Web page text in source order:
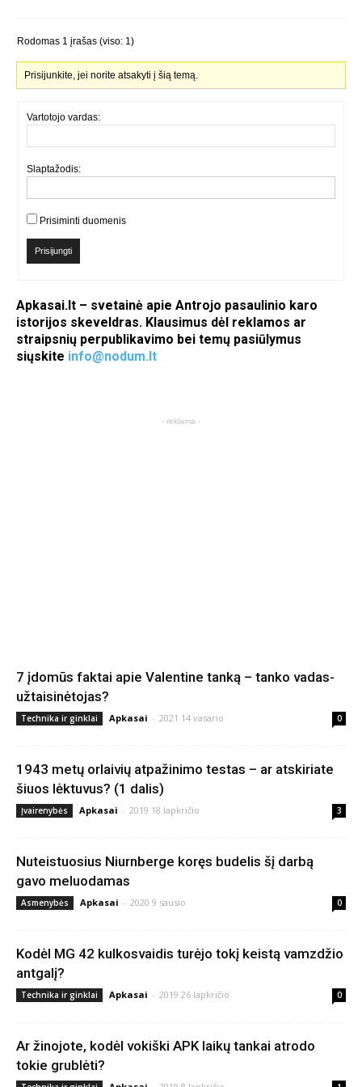
Rodomas 1 įrašas (viso: 1)
Prisijunkite, jei norite atsakyti į šią temą.
Vartotojo vardas:
Slaptažodis:
Prisiminti duomenis
Prisijungti
Apkasai.lt – svetainė apie Antrojo pasaulinio karo
istorijos skeveldras. Klausimus dėl reklamos ar
straipsnių perpublikavimo bei temų pasiūlymus
siųskite info@nodum.lt
- reklama -
7 įdomūs faktai apie Valentine tanką – tanko vadas-
užtaisinėtojas?
Technika ir ginklai Apkasai - 2021 14 vasario 0
1943 metų orlaivių atpažinimo testas – ar atskiriate
šiuos lėktuvus? (1 dalis)
Įvairenybės Apkasai - 2019 18 lapkričio 3
Nuteistuosius Niurnberge koręs budelis šį darbą
gavo meluodamas
Asmenybės Apkasai - 2020 9 sausio 0
Kodėl MG 42 kulkosvaidis turėjo tokį keistą vamzdžio
antgalį?
Technika ir ginklai Apkasai - 2019 26 lapkričio 0
Ar žinojote, kodėl vokiški APK laikų tankai atrodo
tokie grublėti?